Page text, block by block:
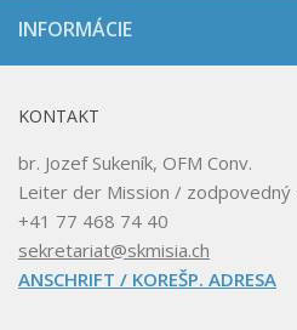
INFORMÁCIE
KONTAKT
br. Jozef Sukeník, OFM Conv.
Leiter der Mission / zodpovedný
+41 77 468 74 40
sekretariat@skmisia.ch
ANSCHRIFT / KOREŠP. ADRESA